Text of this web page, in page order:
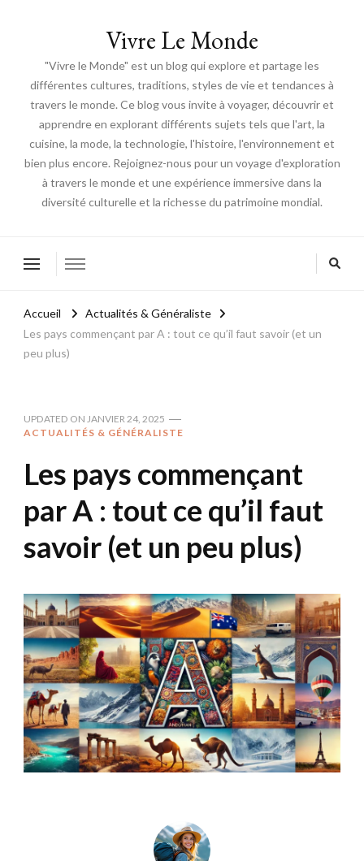
Vivre Le Monde
"Vivre le Monde" est un blog qui explore et partage les
différentes cultures, traditions, styles de vie et tendances à
travers le monde. Ce blog vous invite à voyager, découvrir et
apprendre en explorant différents sujets tels que l'art, la
cuisine, la mode, la technologie, l'histoire, l'environnement et
bien plus encore. Rejoignez-nous pour un voyage d'exploration
à travers le monde et une expérience immersive dans la
diversité culturelle et la richesse du patrimoine mondial.
Accueil
Actualités & Généraliste
Les pays commençant par A : tout ce qu’il faut savoir (et un
peu plus)
UPDATED ON JANVIER 24, 2025
ACTUALITÉS & GÉNÉRALISTE
Les pays commençant
par A : tout ce qu’il faut
savoir (et un peu plus)